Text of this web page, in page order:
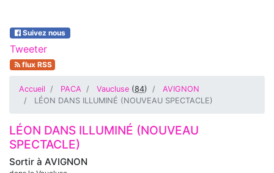
Suivez nous
Tweeter
flux RSS
Accueil PACA Vaucluse (84)
AVIGNON
LÉON DANS ILLUMINÉ (NOUVEAU SPECTACLE)
Sortir à AVIGNON
LÉON DANS ILLUMINÉ (NOUVEAU
SPECTACLE)